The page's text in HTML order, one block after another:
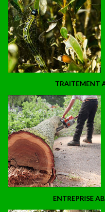
TRAITEMENT
ENTREPRISE